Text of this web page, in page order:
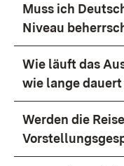
Muss ich
Niveau
Wie läuft das
wie lange dauert
Werden die